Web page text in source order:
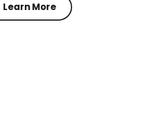
Learn More